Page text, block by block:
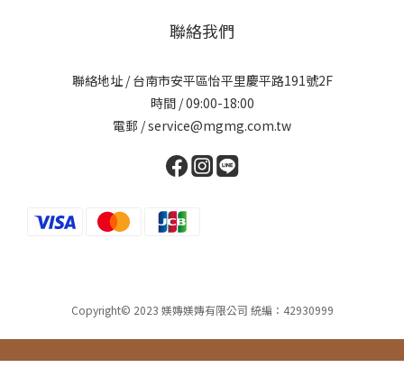
聯絡我們
聯絡地址 / 台南市安平區怡平里慶平路191號2F
時間 / 09:00-18:00
電郵 / service@mgmg.com.tw
Copyright© 2023 媄嫥媄嫥有限公司 統編：42930999